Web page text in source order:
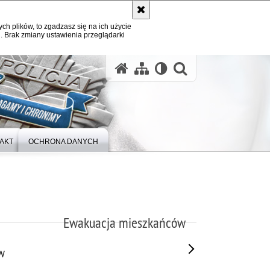
plików, to zgadzasz się na ich użycie
zmiany ustawienia przeglądarki
OCHRONA DANYCH
Ewakuacja mieszkańców